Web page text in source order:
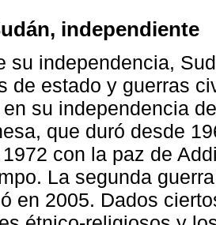
independiente
su independencia,
de estado y guerras
en su independencia
que duró desde
con la paz de
La segunda
en 2005. Dados